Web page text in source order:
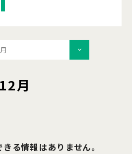
月
る情報はありません。